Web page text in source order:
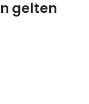
gelten